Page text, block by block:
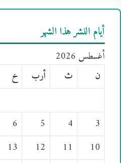
أيام النشر هذا الشهر
أغسطس 2026
ن
ث أرب خ
3
4
5
6
10
11
12
13